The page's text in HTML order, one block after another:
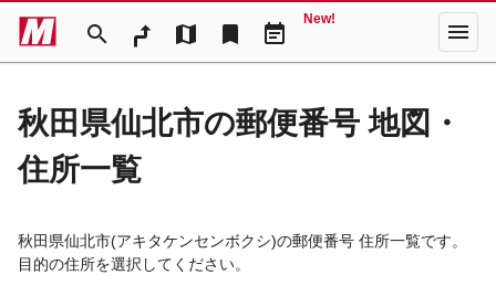
search map bookmark event_note
New! menu
秋田県仙北市の郵便番号 地図・
住所一覧
秋田県仙北市(アキタケンセンボクシ)の郵便番号 住所一覧です。
目的の住所を選択してください。